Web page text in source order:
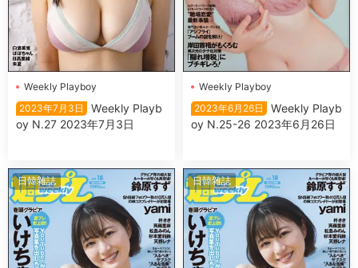
Wеekly Plаyboy
2023年7月3日
Wеekly Plаyb
oy N.27 2023年7月3日
Wеekly Plаyboy
2023年6月26日
Wеekly Plаyb
oy N.25-26 2023年6月26日
日韓雜誌 日韓雜誌